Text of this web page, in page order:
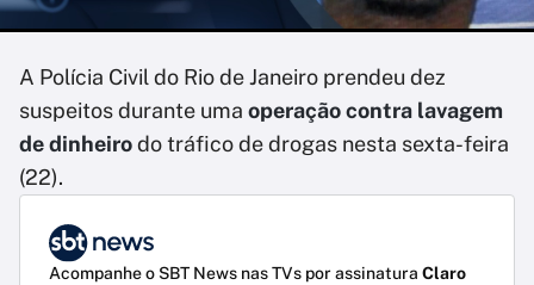
A Polícia Civil do Rio de Janeiro prendeu dez
suspeitos durante uma operação contra lavagem
de dinheirodo tráfico de drogas nesta sexta-feira
(22).
Acompanhe o SBT News nas TVs por assinatura Claro